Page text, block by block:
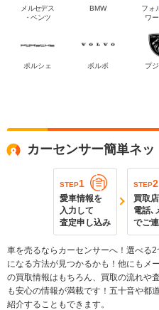
メルセデス
・ベンツ
BMW
フォ
ワ
ポルシェ ボルボ プ
カーセンサー簡単ネ
STEP1
愛車情報を
入力して
査定申し込み
STEP2
買取
電話､
でご
車を売るならカーセンサーへ！選べる
になる方法が見つかるかも！他にもメ
の買取情報はもちろん、買取の流れや
も安心の情報が満載です！五十音や都
紹介することもできます。